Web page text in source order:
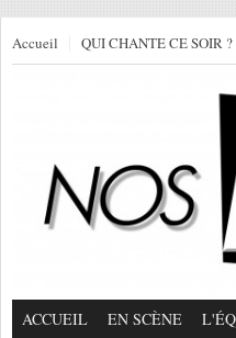
Accueil QUI CHANTE CE SOIR ?
ACCUEIL EN SCÈNE